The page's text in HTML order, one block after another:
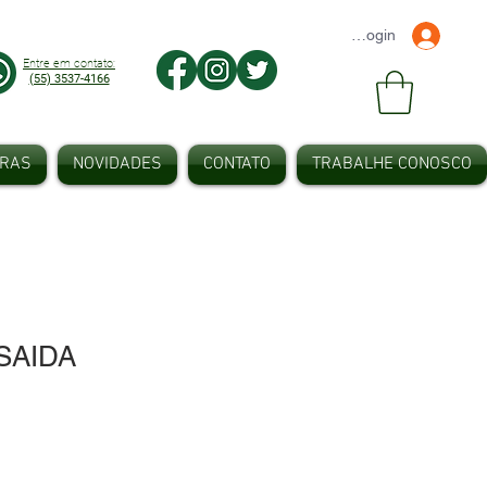
Entre em contato:
(55) 3537-4166
Faça seu Login
NOVIDADES CONTATO TRABALHE CONOSCO